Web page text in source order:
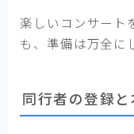
楽しいコンサート
も、準備は万全に
同行者の登録